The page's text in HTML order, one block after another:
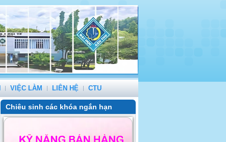
VIỆC LÀM LIÊN HỆ CTU
Chiêu sinh các khóa ngắn hạn